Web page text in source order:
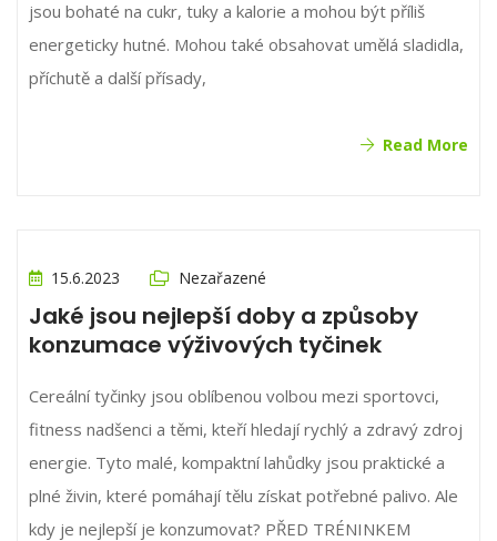
jsou bohaté na cukr, tuky a kalorie a mohou být příliš
energeticky hutné. Mohou také obsahovat umělá sladidla,
příchutě a další přísady,
Read More
15.6.2023 Nezařazené
Jaké jsou nejlepší doby a způsoby
konzumace výživových tyčinek
Cereální tyčinky jsou oblíbenou volbou mezi sportovci,
fitness nadšenci a těmi, kteří hledají rychlý a zdravý zdroj
energie. Tyto malé, kompaktní lahůdky jsou praktické a
plné živin, které pomáhají tělu získat potřebné palivo. Ale
kdy je nejlepší je konzumovat? PŘED TRÉNINKEM